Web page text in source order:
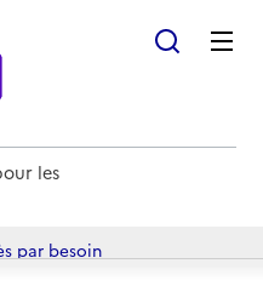
les
par besoin